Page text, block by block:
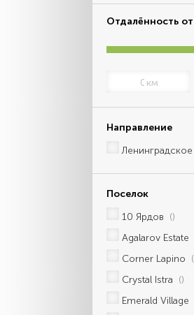
Отдалённость
км
Направление
Ленинградское
Поселок
10 Ярдов ()
Agalarov Estate
Corner Lapino
Crystal Istra ()
Emerald Village